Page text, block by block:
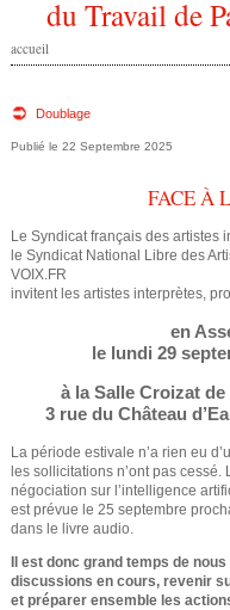
du Travail de
o
u
ê
t
c
i
accueil
Doublage
22 Septembre 2025
FACE À
Le Syndicat français des artistes
le Syndicat National Libre des
VOIX.FR
invitent les artistes interprètes,
en
le lundi 29
à la Salle Croizat
3 rue du Château
La période estivale n’a rien eu
les sollicitations n’ont pas
négociation sur l’intelligence
est prévue le 25 septembre
dans le livre audio.
Il est donc grand temps de
discussions en cours, revenir
et préparer ensemble les